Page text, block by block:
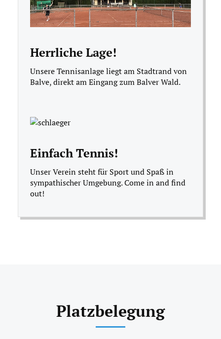
Herrliche Lage!
Unsere Tennisanlage liegt am Stadtrand von
Balve, direkt am Eingang zum Balver Wald.
Einfach Tennis!
Unser Verein steht für Sport und Spaß in
sympathischer Umgebung. Come in and find
out!
Platzbelegung